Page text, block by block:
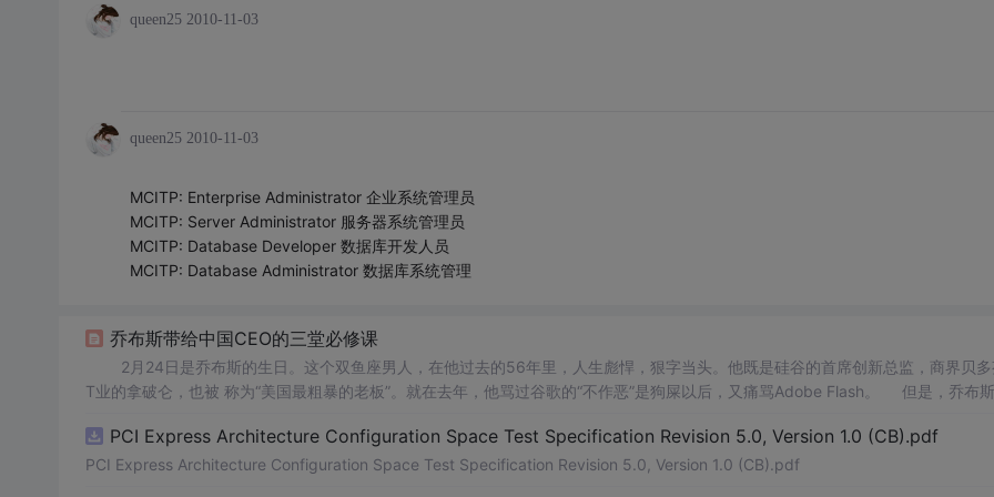
queen25 2010-11-03
queen25 2010-11-03
MCITP: Enterprise Administrator 企业系统管理员
MCITP: Server Administrator 服务器系统管理员
MCITP: Database Developer 数据库开发人员
MCITP: Database Administrator 数据库系统管理
乔布斯带给中国CEO的三堂必修课
2月24日是乔布斯的生日。这个双鱼座男人，在他过去的56年里，人生彪悍，狠字当头。他既是硅谷的首席创新总监，商界贝多
T业的拿破仑，也被 称为“美国最粗暴的老板”。就在去年，他骂过谷歌的“不作恶”是狗屎以后，又痛骂Adobe Flash。 但是，乔布斯正变
衫，不过显得消瘦、步履蹒跚。他牵动了全球的眼光，大家都在猜想，离开乔布斯的苹果该走向何方？
PCI Express Architecture Configuration Space Test Specification Revision 5.0, Version 1.0 (CB).pdf
PCI Express Architecture Configuration Space Test Specification Revision 5.0, Version 1.0 (CB).pdf